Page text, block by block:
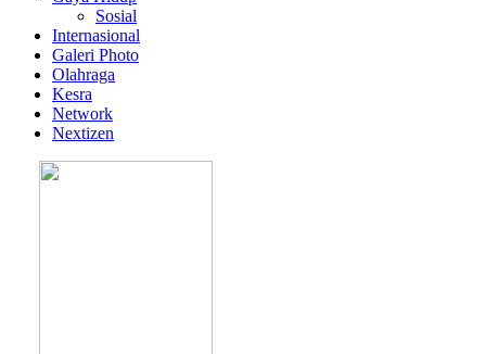
Sosial
Internasional
Galeri Photo
Olahraga
Kesra
Network
Nextizen